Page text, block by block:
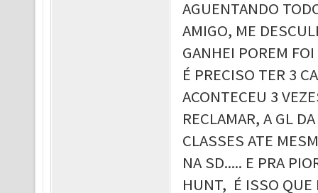
AGUENTANDO
AMIGO, ME
GANHEI POREM
É PRECISO TER 3
ACONTECEU 3
RECLAMAR, A GL
CLASSES ATE
NA SD..... E PRA
HUNT, É ISSO QUE